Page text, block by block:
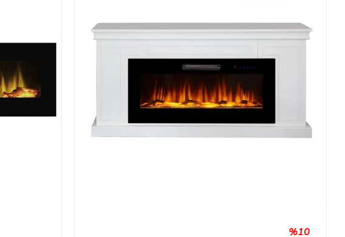
%10